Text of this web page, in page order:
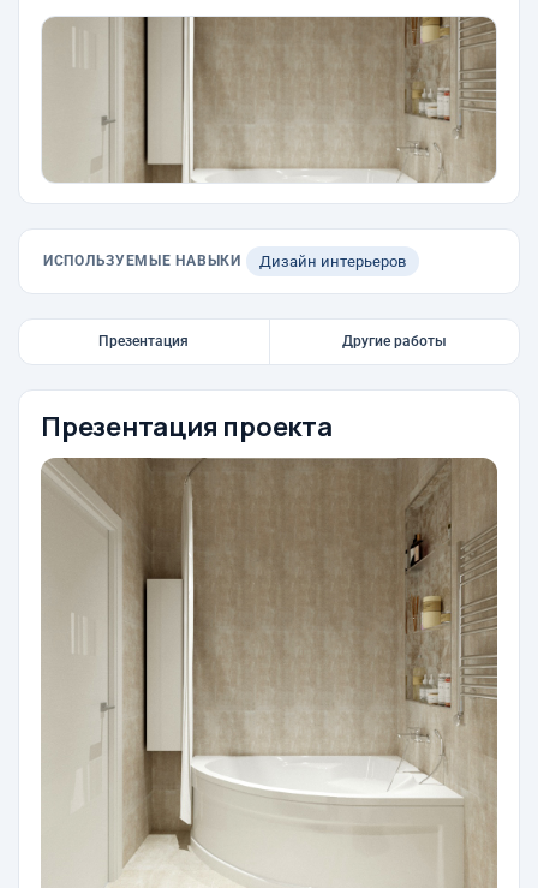
ИСПОЛЬЗУЕМЫЕ НАВЫКИ Дизайн интерьеров
Презентация Другие работы
Презентация проекта